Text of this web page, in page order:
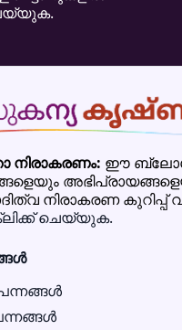
നിരാകരണം: ഈ
നിരാകരണ കുറിപ്പ്
ചെയ്യുക.